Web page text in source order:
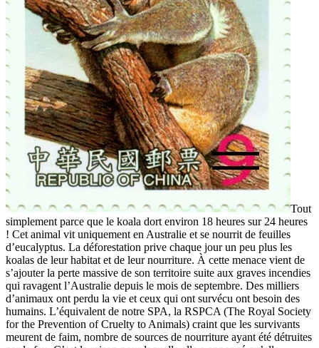
Tout
simplement parce que le koala dort environ 18 heures sur 24 heures
! Cet animal vit uniquement en Australie et se nourrit de feuilles
d’eucalyptus. La déforestation prive chaque jour un peu plus les
koalas de leur habitat et de leur nourriture. À cette menace vient de
s’ajouter la perte massive de son territoire suite aux graves incendies
qui ravagent l’Australie depuis le mois de septembre. Des milliers
d’animaux ont perdu la vie et ceux qui ont survécu ont besoin des
humains. L’équivalent de notre SPA, la RSPCA (The Royal Society
for the Prevention of Cruelty to Animals) craint que les survivants
meurent de faim, nombre de sources de nourriture ayant été détruites